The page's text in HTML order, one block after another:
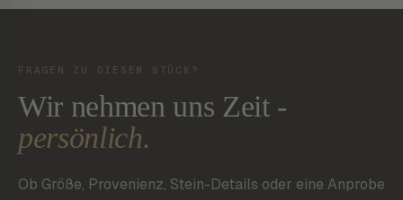
FRAGEN ZU DIESEM STÜCK?
Wir nehmen uns Zeit -
persönlich.
Ob Größe, Provenienz, Stein-Details oder eine Anprobe